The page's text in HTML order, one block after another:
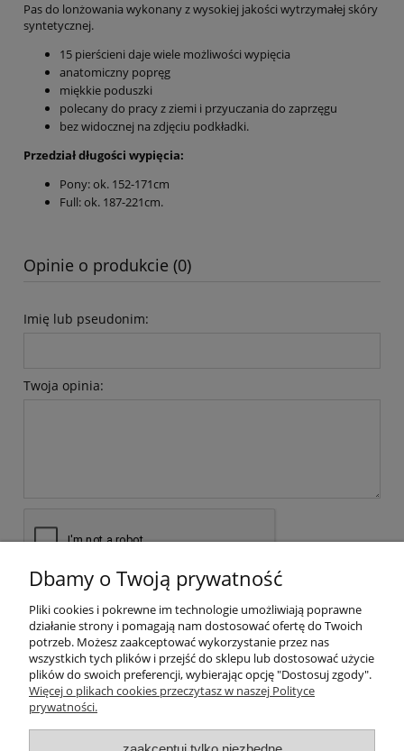
Pas do lonżowania wykonany z wysokiej jakości wytrzymałej skóry
syntetycznej.
15 pierścieni daje wiele możliwości wypięcia
anatomiczny popręg
miękkie poduszki
polecany do pracy z ziemi i przyuczania do zaprzęgu
bez widocznej na zdjęciu podkładki.
Przedział długości wypięcia:
Pony: ok. 152-171cm
Full: ok. 187-221cm.
Opinie o produkcie (0)
Imię lub pseudonim:
Twoja opinia:
Pomoc
Moje konto
Dbamy o Twoją prywatność
Pliki cookies i pokrewne im technologie umożliwiają poprawne
działanie strony i pomagają nam dostosować ofertę do Twoich
potrzeb. Możesz zaakceptować wykorzystanie przez nas
wszystkich tych plików i przejść do sklepu lub dostosować użycie
plików do swoich preferencji, wybierając opcję "Dostosuj zgody".
Więcej o plikach cookies przeczytasz w naszej Polityce
prywatności.